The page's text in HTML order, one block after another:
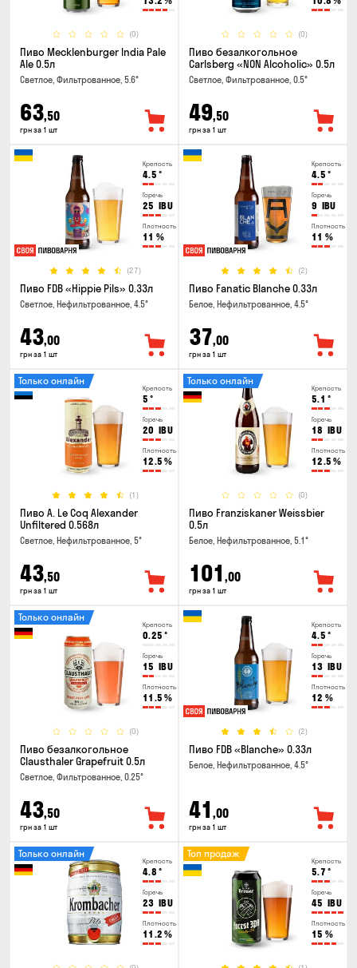
(0)
Пиво Mecklenburger India Pale
Ale 0.5л
Светлое, Фильтрованное, 5.6°
63,50
грн за 1 шт
(0)
Пиво безалкогольное
Carlsberg «NON Alcoholic» 0.5л
Светлое, Фильтрованное, 0.5°
49,50
грн за 1 шт
Крепость
4.5 °
Горечь
25 IBU
Плотность
11 %
(27)
Пиво FDB «Hippie Pils» 0.33л
Светлое, Нефильтрованное, 4.5°
43,00
грн за 1 шт
Крепость
4.5 °
Горечь
9 IBU
Плотность
11 %
(2)
Пиво Fanatic Blanche 0.33л
Белое, Нефильтрованное, 4.5°
37,00
грн за 1 шт
Крепость
5 °
Горечь
20 IBU
Плотность
12.5 %
(1)
Только онлайн
Пиво A. Le Coq Alexander
Unfiltered 0.568л
Светлое, Нефильтрованное, 5°
43,50
грн за 1 шт
Крепость
5.1 °
Горечь
18 IBU
Плотность
12.5 %
(0)
Только онлайн
Пиво Franziskaner Weissbier
0.5л
Белое, Нефильтрованное, 5.1°
101 ,00
грн за 1 шт
Крепость
0.25 °
Горечь
15 IBU
Плотность
11.5 %
(0)
Только онлайн
Пиво безалкогольное
Clausthaler Grapefruit 0.5л
Светлое, Фильтрованное, 0.25°
43,50
грн за 1 шт
Крепость
4.5 °
Горечь
13 IBU
Плотность
12 %
(2)
Пиво FDB «Blanche» 0.33л
Белое, Нефильтрованное, 4.5°
41 ,00
грн за 1 шт
Крепость
4.8 °
Горечь
23 IBU
Плотность
11.2 %
Только онлайн
Крепость
5.7 °
Горечь
45 IBU
Плотность
15 %
Топ продаж